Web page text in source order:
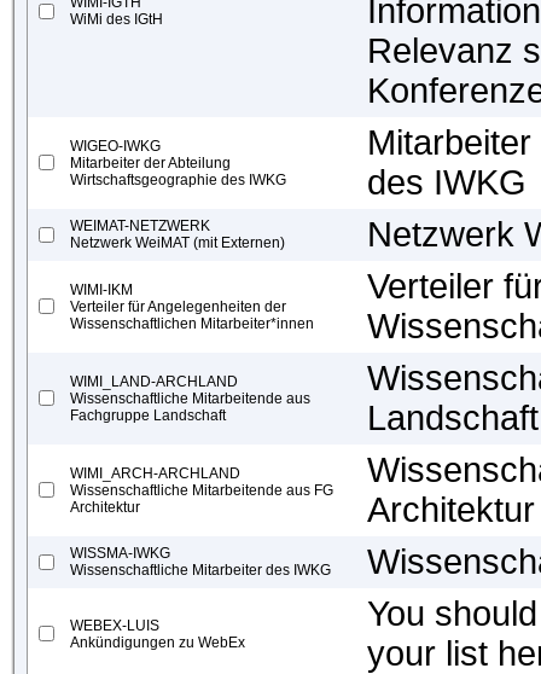
WiMi des IGtH
Relevanz
WIGEO-IWKG
Mitarbeiter der Abteilung
Wirtschaftsgeographie des IWKG
des IWKG
WEIMAT-NETZWERK
Netzwerk WeiMAT (mit Externen)
Netzwerk
WIMI-IKM
Verteiler für Angelegenheiten der
Wissenschaftlichen Mitarbeiter*innen
Verteiler
WIMI_LAND-ARCHLAND
Wissenschaftliche Mitarbeitende aus
Fachgruppe Landschaft
Landschaft
WIMI_ARCH-ARCHLAND
Wissenschaftliche Mitarbeitende aus FG
Architektur
Architektur
WISSMA-IWKG
Wissenschaftliche Mitarbeiter des IWKG
WEBEX-LUIS
Ankündigungen zu WebEx
You
your list